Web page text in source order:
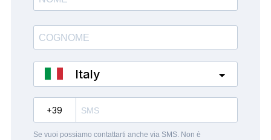
Italy
Se vuoi possiamo contattarti anche via SMS. Non è